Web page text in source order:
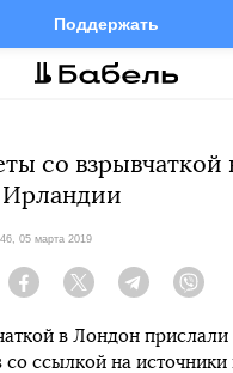
Поддержать
FacebookTelegramTwitter
со взрывчаткой
Ирландии
05 марта 2019
Facebook Twitter Telegram
в Лондон
со ссылкой на источники